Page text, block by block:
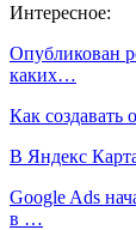
Интересное:
Опубликован
каких…
Как создавать
В Яндекс
Google Ads
в …